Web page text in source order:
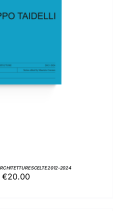
/ DETTAGLI
SCELTE 2012-2024
€20.00